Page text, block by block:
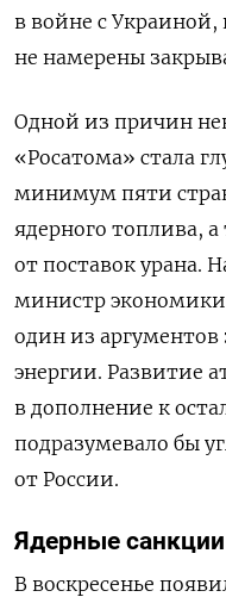
в войне с
не намерены
Одной из причин
«Росатома» стала
минимум пяти
ядерного топлива,
от поставок урана.
министр экономики
один из аргументов
энергии. Развитие
в дополнение к
подразумевало бы
от России.
Ядерные санкции
В воскресенье